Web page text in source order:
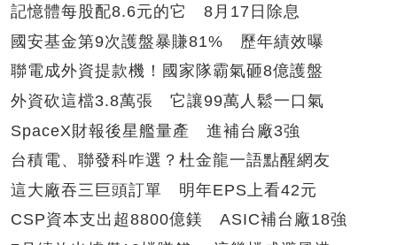
記憶體每股配8.6元的它 8月17日除息
國安基金第9次護盤暴賺81% 歷年績效曝
聯電成外資提款機！國家隊霸氣砸8億護盤
外資砍這檔3.8萬張 它讓99萬人鬆一口氣
SpaceX財報後星艦量產 進補台廠3強
台積電、聯發科咋選？杜金龍一語點醒網友
這大廠吞三巨頭訂單 明年EPS上看42元
CSP資本支出超8800億鎂 ASIC補台廠18強